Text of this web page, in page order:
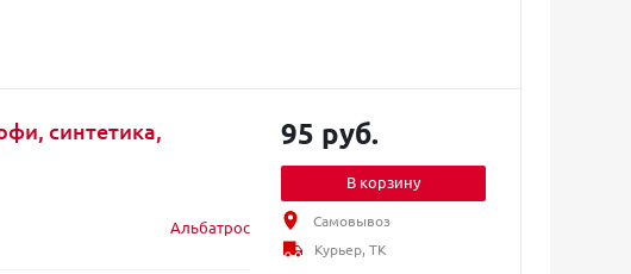
синтетика,
Альбатрос
95 руб.
В корзину
Самовывоз
Курьер, ТК